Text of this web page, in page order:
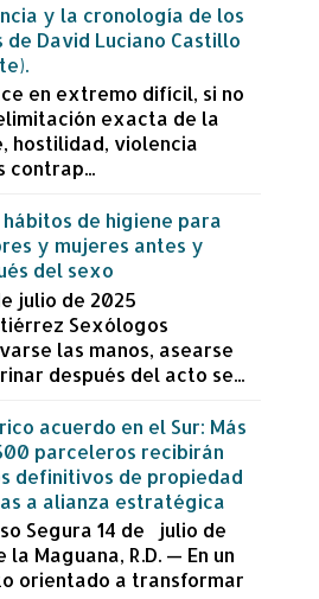
y la cronología de los
de David Luciano Castillo
en extremo difícil, si no
exacta de la
hostilidad, violencia
contrap...
hábitos de higiene para
y mujeres antes y
del sexo
julio de 2025
Sexólogos
las manos, asearse
después del acto se...
acuerdo en el Sur: Más
parceleros recibirán
definitivos de propiedad
a alianza estratégica
Segura 14 de julio de
la Maguana, R.D. — En un
orientado a transformar